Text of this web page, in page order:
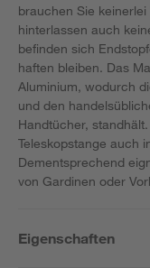
brauchen Sie
hinterlassen auch
befinden sich
haften bleiben. Das
Aluminium, wodurch
und den
Handtücher,
Teleskopstange auch
Dementsprechend
von Gardinen oder
Eigenschaften